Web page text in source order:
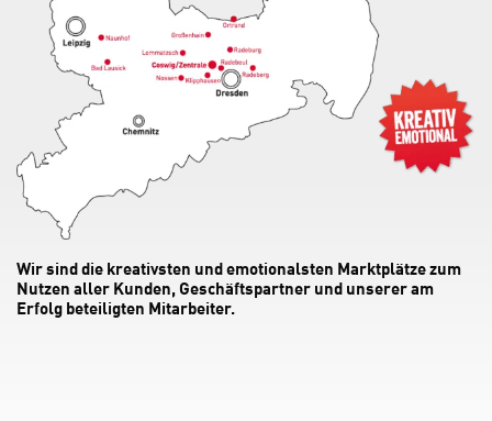
Wir sind die kreativsten und emotionalsten Marktplätze zum
Nutzen aller Kunden, Geschäftspartner und unserer am
Erfolg beteiligten Mitarbeiter.